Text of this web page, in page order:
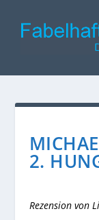
2.
Rezension von